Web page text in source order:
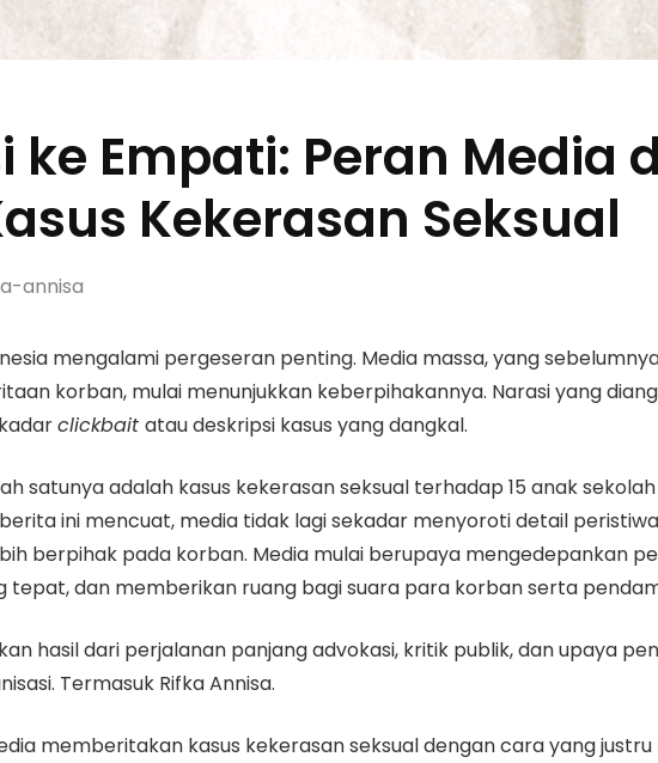
ke Empati: Peran Media
Kekerasan Seksual
annisa
mengalami pergeseran penting. Media massa, yang
korban, mulai menunjukkan keberpihakannya. Narasi yang
clickbait atau deskripsi kasus yang dangkal.
satunya adalah kasus kekerasan seksual terhadap 15 anak
ini mencuat, media tidak lagi sekadar menyoroti detail
berpihak pada korban. Media mulai berupaya mengedepankan
tepat, dan memberikan ruang bagi suara para korban serta
hasil dari perjalanan panjang advokasi, kritik publik, dan upaya
Termasuk Rifka Annisa.
memberitakan kasus kekerasan seksual dengan cara yang